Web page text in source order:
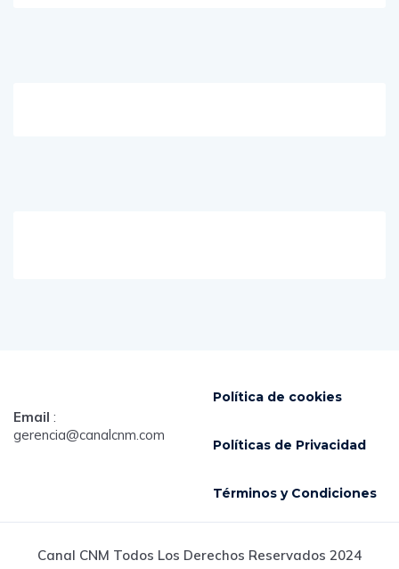
Email :
gerencia@canalcnm.com
Política de cookies
Políticas de Privacidad
Términos y Condiciones
Canal CNM Todos Los Derechos Reservados 2024